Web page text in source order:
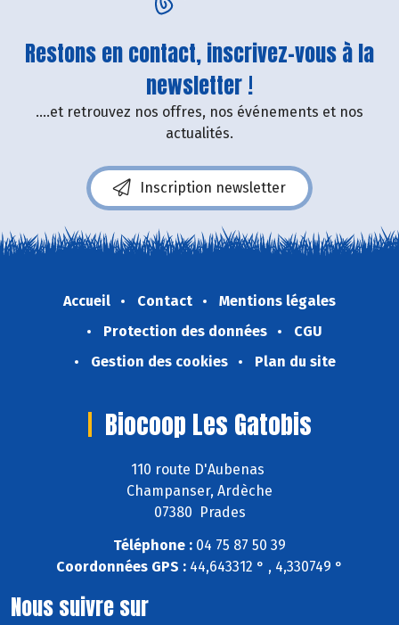
Restons en contact, inscrivez-vous à la
newsletter !
....et retrouvez nos offres, nos événements et nos
actualités.
Inscription newsletter
Accueil Contact
Mentions légales
Protection des données
CGU
Gestion des cookies
Plan du site
Biocoop Les Gatobis
110 route D'Aubenas
Champanser, Ardèche
07380 Prades
Téléphone : 04 75 87 50 39
Coordonnées GPS : 44,643312 ° , 4,330749 °
Nous suivre sur